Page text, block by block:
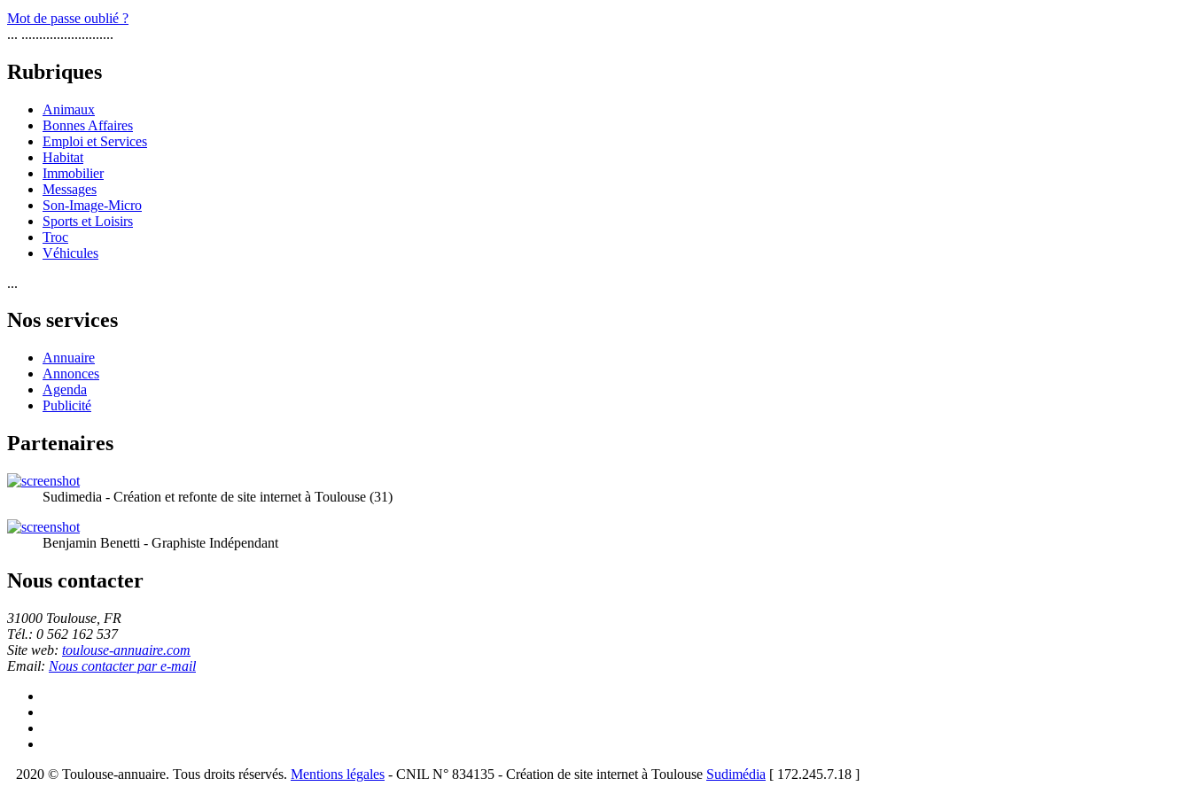
Mot de passe oublié ?
... ..........................
Rubriques
Animaux
Bonnes Affaires
Emploi et Services
Habitat
Immobilier
Messages
Son-Image-Micro
Sports et Loisirs
Troc
Véhicules
...
Nos services
Annuaire
Annonces
Agenda
Publicité
Partenaires
Sudimedia - Création et refonte de site internet à Toulouse (31)
Benjamin Benetti - Graphiste Indépendant
Nous contacter
31000 Toulouse, FR
Tél.: 0 562 162 537
Site web: toulouse-annuaire.com
Email: Nous contacter par e-mail
2020 © Toulouse-annuaire. Tous droits réservés. Mentions légales - CNIL N° 834135 - Création de site internet à Toulouse Sudimédia [ 172.245.7.18 ]